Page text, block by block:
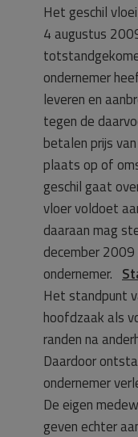
Het geschil
4 augustus
ondernemer
leveren en
tegen de
betalen prijs
plaats op of
geschil gaat
vloer voldoet
daaraan mag
december
ondernemer.
Het standpunt
hoofdzaak als
randen na
Daardoor
ondernemer
De eigen
geven echter